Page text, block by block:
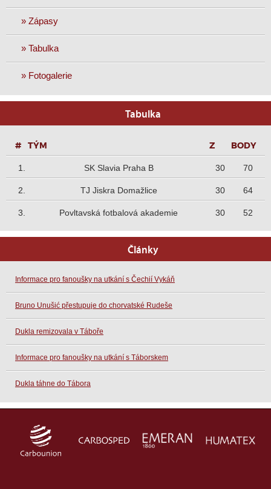
» Zápasy
» Tabulka
» Fotogalerie
Tabulka
TÝM Z B
1. SK Slavia Praha B 30 70
2. TJ Jiskra Domažlice 30 64
3. Povltavská fotbalová akademie 30 52
Články
Informace pro fanoušky na utkání s Čechií Vykáň
Bruno Unušić přestupuje do chorvatské Rudeše
Dukla remizovala v Táboře
Informace pro fanoušky na utkání s Táborskem
Dukla táhne do Tábora